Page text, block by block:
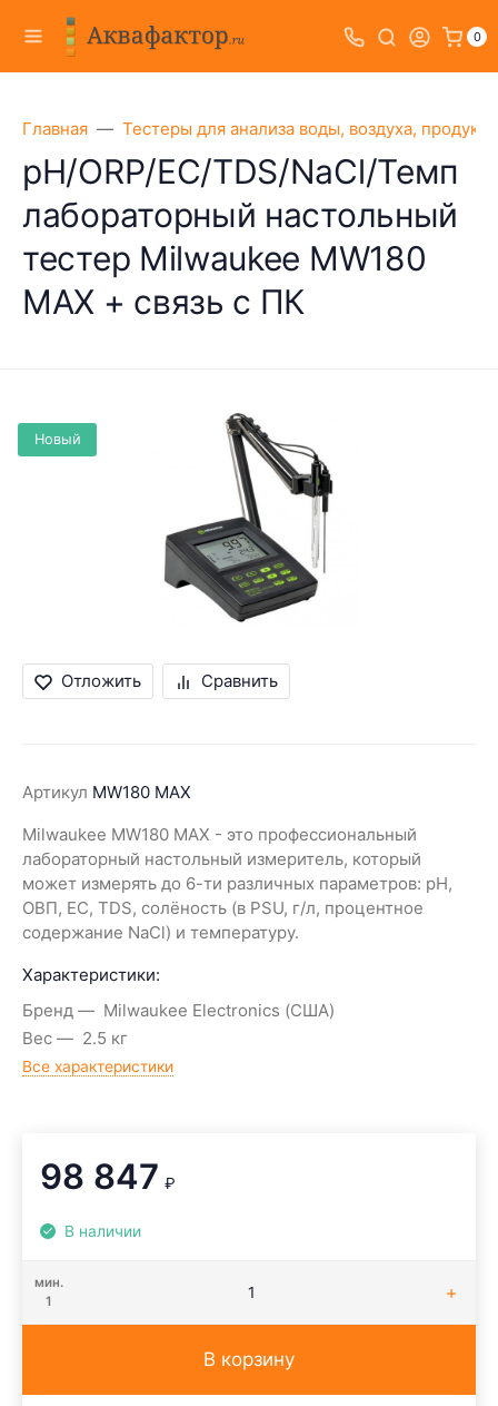
0
Главная Тестеры для анализа воды, воздуха,
pH/ORP/EC/TDS/NaCl/Темп
лабораторный настольный
тестер Milwaukee MW180
MAX + связь с ПК
Новый
Отложить Сравнить
Артикул MW180 MAX
Milwaukee MW180 MAX - это профессиональный
лабораторный настольный измеритель, который
может измерять до 6-ти различных параметров: pH,
ОВП, EC, TDS, солёность (в PSU, г/л, процентное
содержание NaCl) и температуру.
Характеристики:
Бренд
Milwaukee Electronics (США)
Вес
2.5 кг
Все характеристики
98 847 ₽
В наличии
мин.
1
В корзину